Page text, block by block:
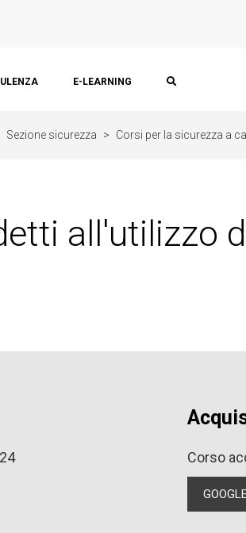
E-LEARNING
Sezione sicurezza > Corsi per la sicurezza a
all'utilizzo
Corso